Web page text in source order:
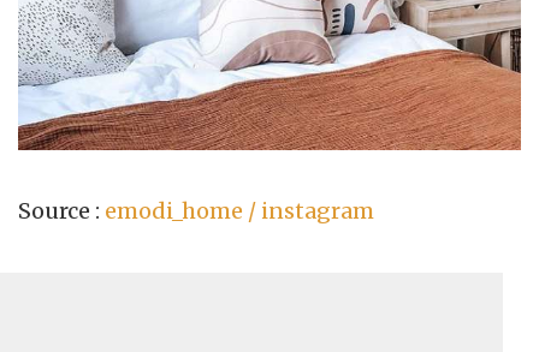
Source : emodi_home / instagram